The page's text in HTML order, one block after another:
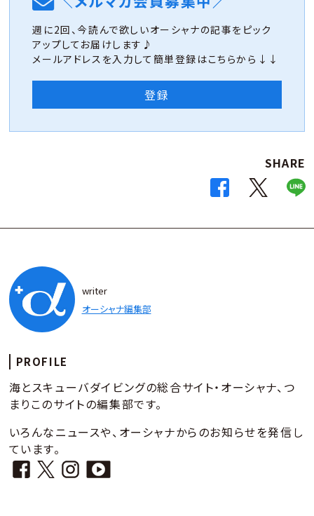
週に2回、今読んで欲しいオーシャナの記事をピック
アップしてお届けします♪
メールアドレスを入力して簡単登録はこちらから↓↓
登録
SHARE
writer
オーシャナ編集部
PROFILE
海とスキューバダイビングの総合サイト・オーシャナ、つ
まりこのサイトの編集部です。
いろんなニュースや、オーシャナからのお知らせを発信し
ています。